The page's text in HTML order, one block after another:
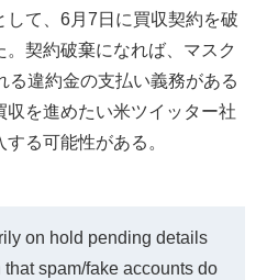
て、6月7日に買収契約を破
契約破棄になれば、マスク
る違約金の支払い義務がある
収を進めたい米ツイッター社
る可能性がある。
on hold pending details
spam/fake accounts do